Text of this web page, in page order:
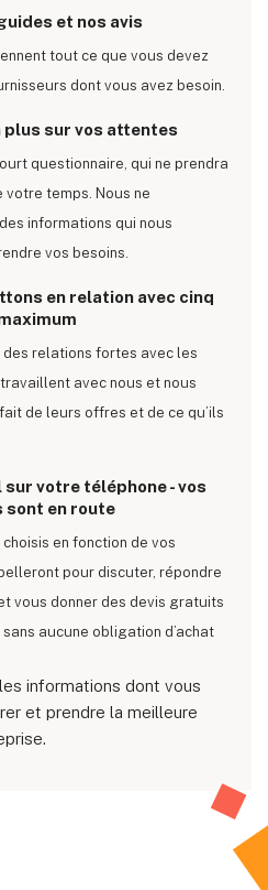
et nos avis
tout ce que vous devez
dont vous avez besoin.
plus sur vos attentes
questionnaire, qui ne prendra
votre temps. Nous ne
informations qui nous
vos besoins.
en relation avec cinq
des relations fortes avec les
avec nous et nous
de leurs offres et de ce qu’ils
sur votre téléphone - vos
en route
en fonction de vos
pour discuter, répondre
vous donner des devis gratuits
aucune obligation d’achat
informations dont vous
et prendre la meilleure